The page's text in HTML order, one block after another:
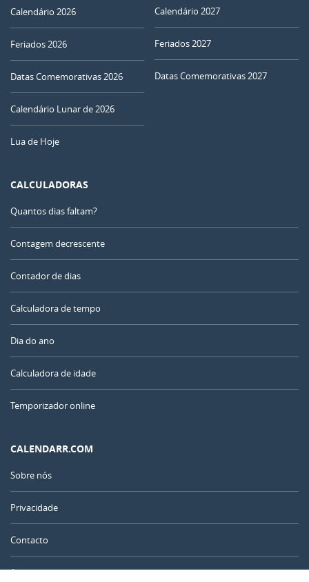
Calendário 2026
Feriados 2026
Datas Comemorativas 2026
Calendário Lunar de 2026
Lua de Hoje
Calendário 2027
Feriados 2027
Datas Comemorativas 2027
CALCULADORAS
Quantos dias faltam?
Contagem decrescente
Contador de dias
Calculadora de tempo
Dia do ano
Calculadora de idade
Temporizador online
CALENDARR.COM
Sobre nós
Privacidade
Contacto
Anuncie